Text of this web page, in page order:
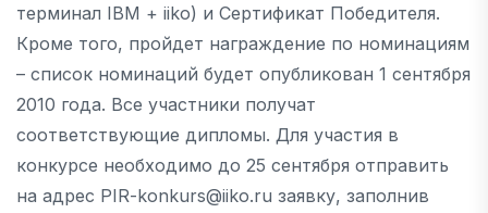
терминал IBM + iiko) и Сертификат Победителя.
Кроме того, пройдет награждение по номинациям
– список номинаций будет опубликован 1 сентября
2010 года. Все участники получат
соответствующие дипломы. Для участия в
конкурсе необходимо до 25 сентября отправить
на адрес PIR-konkurs@iiko.ru заявку, заполнив